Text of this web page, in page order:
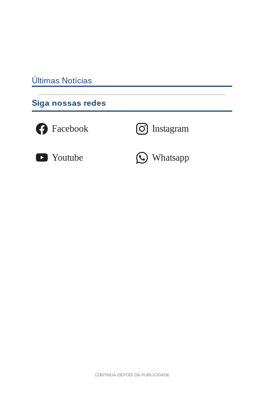
Últimas Notícias
Siga nossas redes
Facebook Instagram
Youtube Whatsapp